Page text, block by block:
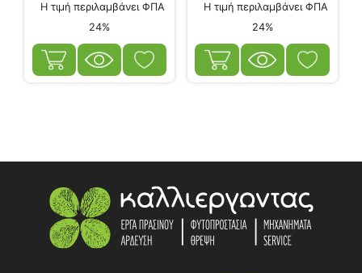
Η τιμή περιλαμβάνει ΦΠΑ
24%
Η τιμή περιλαμβάνει ΦΠΑ
24%